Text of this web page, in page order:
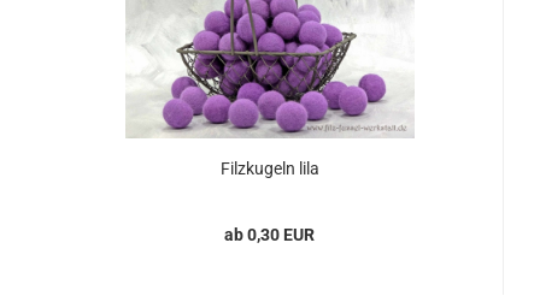
Filzkugeln lila
ab 0,30 EUR